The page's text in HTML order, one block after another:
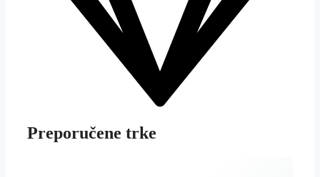
Preporučene trke